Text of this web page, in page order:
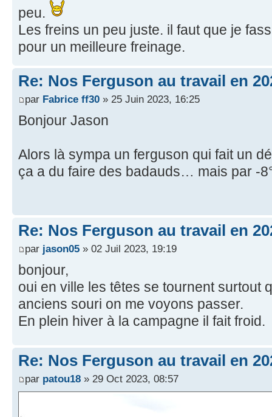
peu.
Les freins un peu juste. il faut que je
pour un meilleure freinage.
Re: Nos Ferguson au travail en
par Fabrice ff30 » 25 Juin 2023, 16:25
Bonjour Jason
Alors là sympa un ferguson qui fait un
ça a du faire des badauds… mais par -
Re: Nos Ferguson au travail en
par jason05 » 02 Juil 2023, 19:19
bonjour,
oui en ville les têtes se tournent surtout
anciens souri on me voyons passer.
En plein hiver à la campagne il fait froid.
Re: Nos Ferguson au travail en
par patou18 » 29 Oct 2023, 08:57